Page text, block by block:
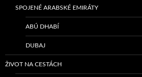
SPOJENÉ ARABSKÉ EMIRÁTY
ABÚ DHABÍ
DUBAJ
ŽIVOT NA CESTÁCH